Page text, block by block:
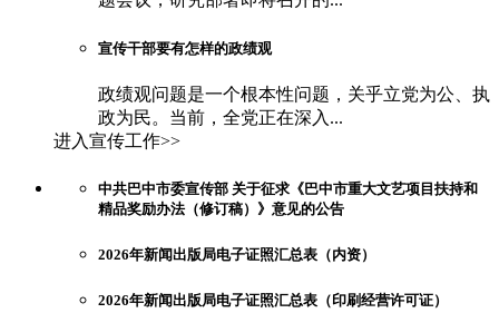
宣传干部要有怎样的政绩观
政绩观问题是一个根本性问题，关乎立党为公、执
政为民。当前，全党正在深入...
进入宣传工作>>
中共巴中市委宣传部 关于征求《巴中市重大文艺项目扶持和
精品奖励办法（修订稿）》意见的公告
2026年新闻出版局电子证照汇总表（内资）
2026年新闻出版局电子证照汇总表（印刷经营许可证）